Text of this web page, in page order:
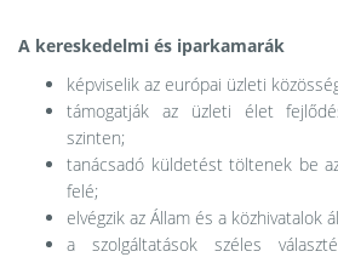
A kereskedelmi és iparkamarák
képviselik az európai üzleti
támogatják az üzleti élet
szinten;
tanácsadó küldetést töltenek be
felé;
elvégzik az Állam és a közhivatalok
a szolgáltatások széles